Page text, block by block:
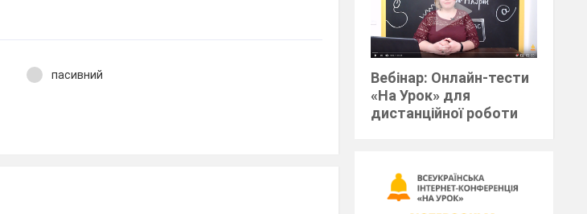
пасивний
Вебінар: Онлайн-тести
«На Урок» для
дистанційної роботи